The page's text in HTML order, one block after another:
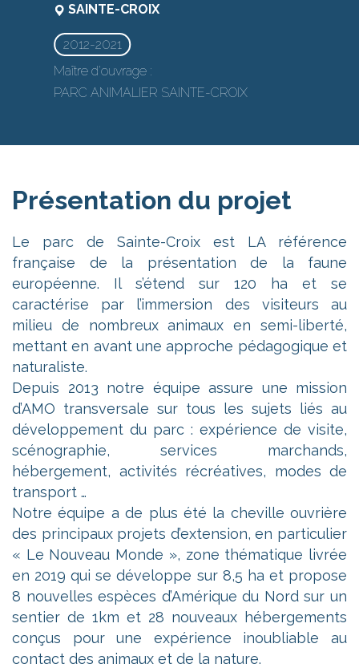
SAINTE-CROIX
2012-2021
Maître d'ouvrage :
PARC ANIMALIER SAINTE-CROIX
Présentation du projet
Le parc de Sainte-Croix est LA référence
française de la présentation de la faune
européenne. Il s’étend sur 120 ha et se
caractérise par l’immersion des visiteurs au
milieu de nombreux animaux en semi-liberté,
mettant en avant une approche pédagogique et
naturaliste.
Depuis 2013 notre équipe assure une mission
d’AMO transversale sur tous les sujets liés au
développement du parc : expérience de visite,
scénographie, services marchands,
hébergement, activités récréatives, modes de
transport …
Notre équipe a de plus été la cheville ouvrière
des principaux projets d’extension, en particulier
« Le Nouveau Monde », zone thématique livrée
en 2019 qui se développe sur 8,5 ha et propose
8 nouvelles espèces d’Amérique du Nord sur un
sentier de 1km et 28 nouveaux hébergements
conçus pour une expérience inoubliable au
contact des animaux et de la nature.